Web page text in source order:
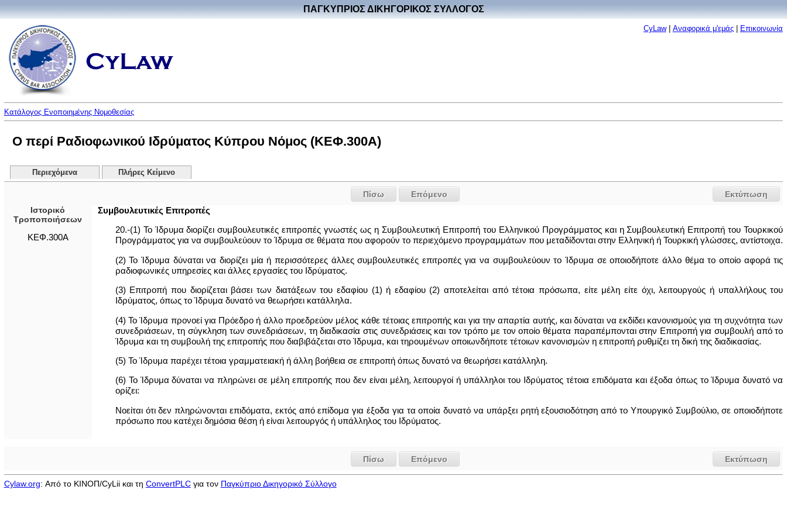
ΠΑΓΚΥΠΡΙΟΣ ΔΙΚΗΓΟΡΙΚΟΣ ΣΥΛΛΟΓΟΣ
CyLaw| Αναφορικά μ'εμάς| Επικοινωνία
Κατάλογος Ενοποιημένης Νομοθεσίας
Ο περί Ραδιοφωνικού Ιδρύματος Κύπρου Νόμος (ΚΕΦ.300Α)
Περιεχόμενα Πλήρες Κείμενο
Εκτύπωση
Πίσω
Επόμενο
Ιστορικό
Τροποποιήσεων
ΚΕΦ.300Α
Συμβουλευτικές Επιτροπές
20.-(1) Το Ίδρυμα διορίζει συμβουλευτικές επιτροπές γνωστές ως η Συμβουλευτική Επιτροπή του Ελληνικού Προγράμματος και η Συμβουλευτική Επιτροπή του Τουρκικού
Προγράμματος για να συμβουλεύουν το Ίδρυμα σε θέματα που αφορούν το περιεχόμενο προγραμμάτων που μεταδίδονται στην Ελληνική ή Τουρκική γλώσσες, αντίστοιχα.
(2) Το Ίδρυμα δύναται να διορίζει μία ή περισσότερες άλλες συμβουλευτικές επιτροπές για να συμβουλεύουν το Ίδρυμα σε οποιοδήποτε άλλο θέμα το οποίο αφορά τις
ραδιοφωνικές υπηρεσίες και άλλες εργασίες του Ιδρύματος.
(3) Επιτροπή που διορίζεται βάσει των διατάξεων του εδαφίου (1) ή εδαφίου (2) αποτελείται από τέτοια πρόσωπα, είτε μέλη είτε όχι, λειτουργούς ή υπαλλήλους του
Ιδρύματος, όπως το Ίδρυμα δυνατό να θεωρήσει κατάλληλα.
(4) Το Ίδρυμα προνοεί για Πρόεδρο ή άλλο προεδρεύον μέλος κάθε τέτοιας επιτροπής και για την απαρτία αυτής, και δύναται να εκδίδει κανονισμούς για τη συχνότητα των
συνεδριάσεων, τη σύγκληση των συνεδριάσεων, τη διαδικασία στις συνεδριάσεις και τον τρόπο με τον οποίο θέματα παραπέμπονται στην Επιτροπή για συμβουλή από το
Ίδρυμα και τη συμβουλή της επιτροπής που διαβιβάζεται στο Ίδρυμα, και τηρουμένων οποιωνδήποτε τέτοιων κανονισμών η επιτροπή ρυθμίζει τη δική της διαδικασίας.
(5) Το Ίδρυμα παρέχει τέτοια γραμματειακή ή άλλη βοήθεια σε επιτροπή όπως δυνατό να θεωρήσει κατάλληλη.
(6) Το Ίδρυμα δύναται να πληρώνει σε μέλη επιτροπής που δεν είναι μέλη, λειτουργοί ή υπάλληλοι του Ιδρύματος τέτοια επιδόματα και έξοδα όπως το Ίδρυμα δυνατό να
ορίζει:
Νοείται ότι δεν πληρώνονται επιδόματα, εκτός από επίδομα για έξοδα για τα οποία δυνατό να υπάρξει ρητή εξουσιοδότηση από το Υπουργικό Συμβούλιο, σε οποιοδήποτε
πρόσωπο που κατέχει δημόσια θέση ή είναι λειτουργός ή υπάλληλος του Ιδρύματος.
Εκτύπωση
Πίσω Επόμενο
Cylaw.org: Από το ΚΙΝOΠ/CyLii και τη ConvertPLCγια τον Παγκύπριο Δικηγορικό Σύλλογο